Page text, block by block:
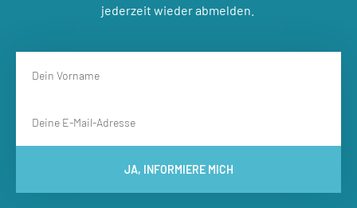
jederzeit wieder abmelden.
JA, INFORMIERE MICH